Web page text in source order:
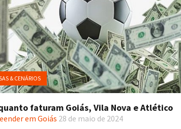
& CENÁRIOS
faturam Goiás, Vila Nova e Atlético
em Goiás 28 de maio de 2024